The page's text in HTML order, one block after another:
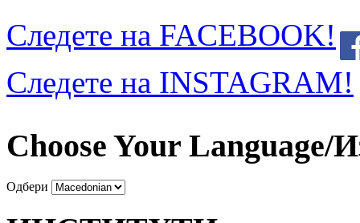
Следете на FACEBOOK!
Следете на INSTAGRAM!
Choose Your Language/
Одбери